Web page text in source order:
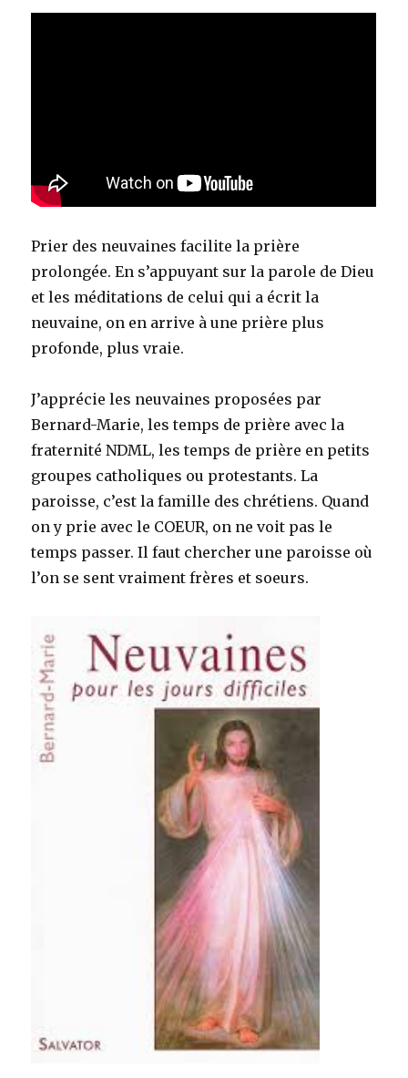
Prier des neuvaines facilite la prière
prolongée. En s’appuyant sur la parole de Dieu
et les méditations de celui qui a écrit la
neuvaine, on en arrive à une prière plus
profonde, plus vraie.
J’apprécie les neuvaines proposées par
Bernard-Marie, les temps de prière avec la
fraternité NDML, les temps de prière en petits
groupes catholiques ou protestants. La
paroisse, c’est la famille des chrétiens. Quand
on y prie avec le COEUR, on ne voit pas le
temps passer. Il faut chercher une paroisse où
l’on se sent vraiment frères et soeurs.